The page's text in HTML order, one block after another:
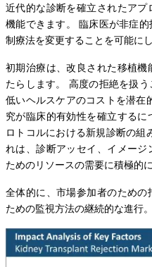
近代的な診断を確立されたア
機能できます。 臨床医が非症
制療法を変更することを可能にし
初期治療は、改良された移植
たらします。 高度の拒絶を扱
低いヘルスケアのコストを潜在
究が臨床的有効性を確立する
ロトコルにおける新規診断の組
れは、診断アッセイ、イメー
ためのリソースの需要に積極的
全体的に、市場参加者のため
ための監視方法の継続的な進行。